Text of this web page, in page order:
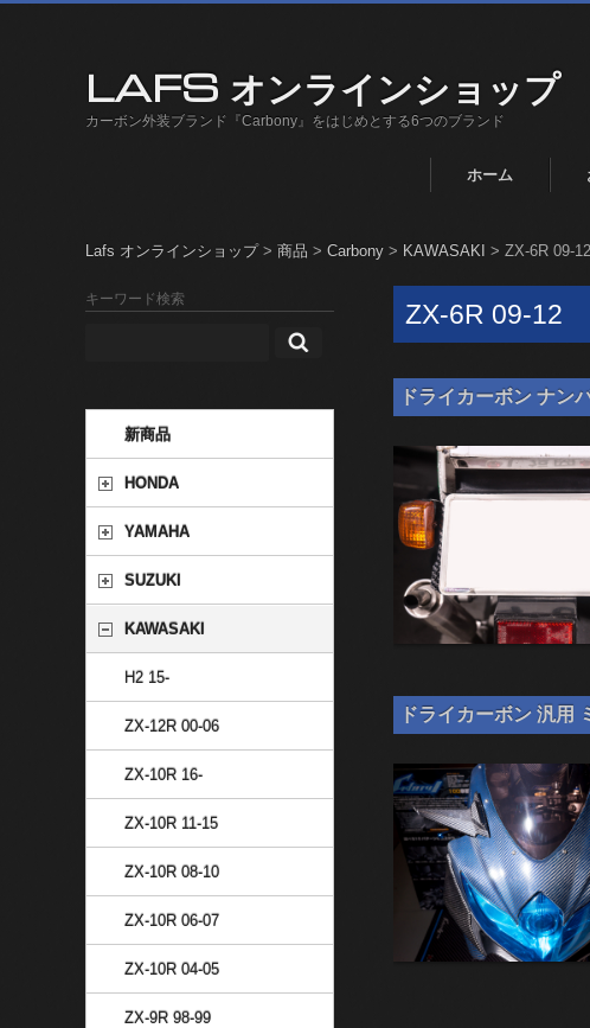
LAFS オンラインショップ
カーボン外装ブランド『Carbony』をはじめとする6つのブランド
ホーム
Lafs オンラインショップ> 商品 > Carbony > KAWASAKI > ZX-6R 09-12
ZX-6R 09-12
ドライカーボン ナ
ドライカーボン 汎
キーワード検索
新商品
HONDA
YAMAHA
SUZUKI
KAWASAKI
H2 15-
ZX-12R 00-06
ZX-10R 16-
ZX-10R 11-15
ZX-10R 08-10
ZX-10R 06-07
ZX-10R 04-05
ZX-9R 98-99